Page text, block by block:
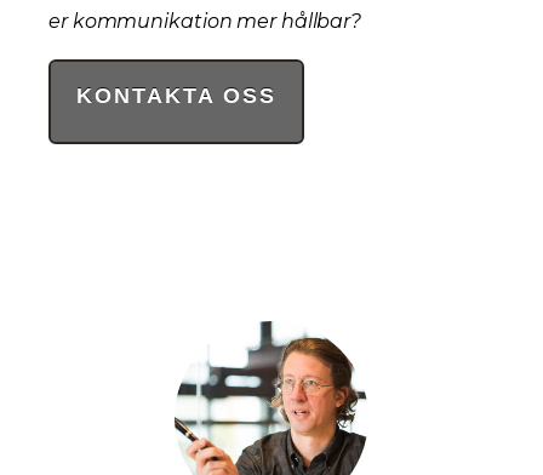
er kommunikation mer hållbar?
KONTAKTA OSS